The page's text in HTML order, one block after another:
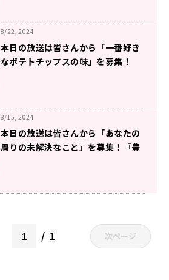
8/22, 2024
本日の放送は皆さんから「一番好き
なポテトチップスの味」を募集！
8/15, 2024
本日の放送は皆さんから「あなたの
周りの未解決なこと」を募集！『豊
1 次ページ